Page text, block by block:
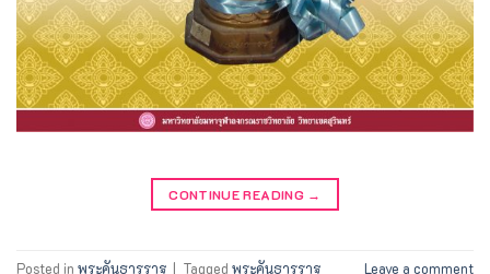
CONTINUE READING →
Posted in พระคันธารราฐ Tagged พระคันธารราฐ Leave a comment